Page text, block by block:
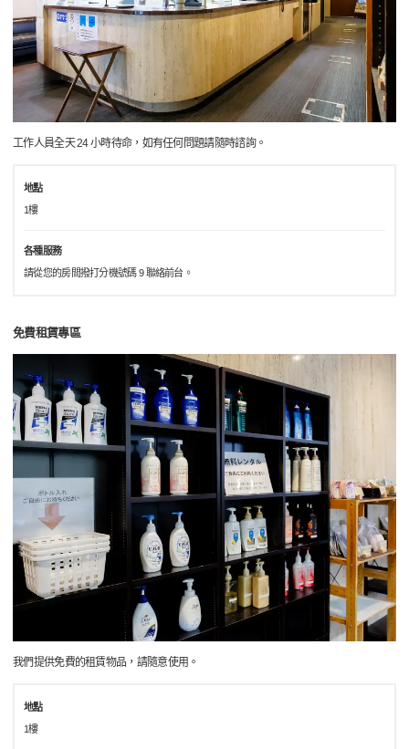
工作人員全天 24 小時待命，如有任何問題請隨時諮詢。
地點
1樓
各種服務
請從您的房間撥打分機號碼 9 聯絡前台。
免費租賃專區
我們提供免費的租賃物品，請隨意使用。
地點
1樓